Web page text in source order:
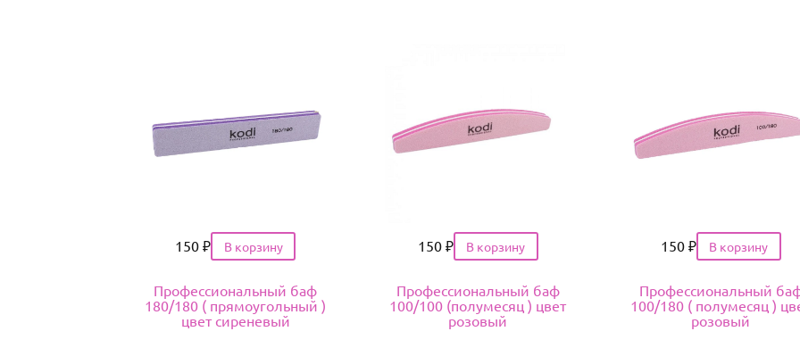
Цена
150 ₽
Профессиональный баф
180/180 ( прямоугольный )
цвет сиреневый
Цена
150 ₽
Профессиональный баф
100/100 (полумесяц ) цвет
розовый
Цена
150 ₽
Профессиональный
100/180 ( полумесяц )
розовый